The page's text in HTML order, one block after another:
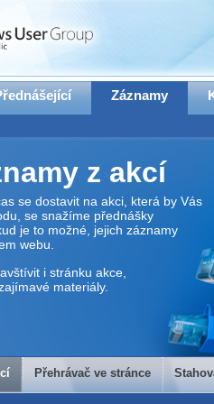
Záznamy
z akcí
se dostavit na akci, která by Vás
se snažíme přednášky
je to možné, jejich záznamy
webu.
i stránku akce,
materiály.
ve stránce
Přehrávač ve stránce